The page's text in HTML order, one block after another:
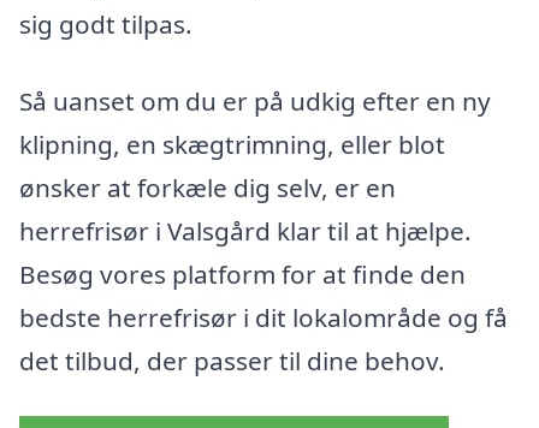
sig godt tilpas.
Så uanset om du er på udkig efter en ny
klipning, en skægtrimning, eller blot
ønsker at forkæle dig selv, er en
herrefrisør i Valsgård klar til at hjælpe.
Besøg vores platform for at finde den
bedste herrefrisør i dit lokalområde og få
det tilbud, der passer til dine behov.